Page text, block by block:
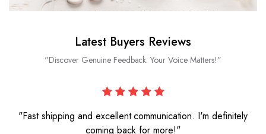
Latest Buyers Reviews
"Discover Genuine Feedback: Your Voice Matters!"
"Fast shipping and excellent communication. I'm definitely
coming back for more!"